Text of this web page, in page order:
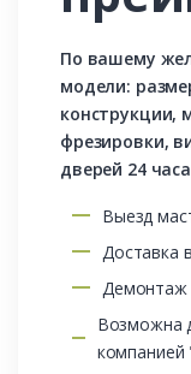
По вашему
модели:
конструкции,
фрезировки,
дверей 24
Выезд
Доставка
Демонтаж
Возможна